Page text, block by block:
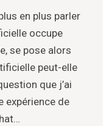
en plus parler
occupe
se pose alors
peut-elle
que j’ai
expérience de